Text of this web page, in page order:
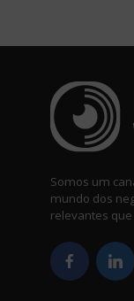
Somos um
mundo dos
relevantes